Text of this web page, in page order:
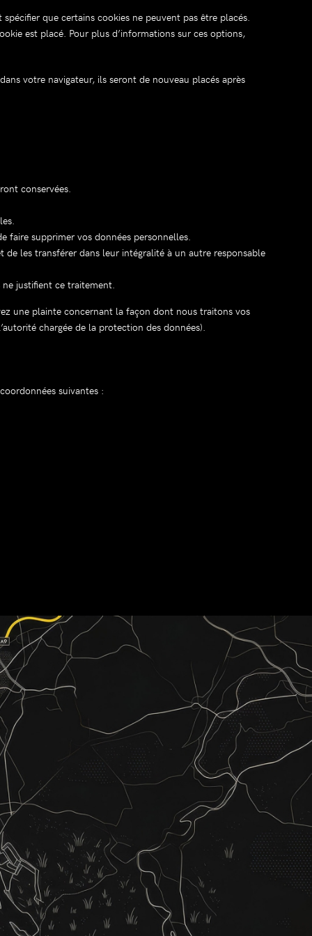
que certains cookies ne peuvent pas être placés.
est placé. Pour plus d’informations sur ces options,
votre navigateur, ils seront de nouveau placés après
conservées.
faire supprimer vos données personnelles.
les transférer dans leur intégralité à un autre responsable
justifient ce traitement.
une plainte concernant la façon dont nous traitons vos
chargée de la protection des données).
suivantes :